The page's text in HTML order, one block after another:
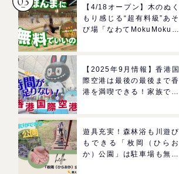
【4/18オープン】木のぬく
もり感じる“超有料級”あそ
び場「なわてMokuMokuひ
【2025年9月情報】香港国
際空港は最後の最後まで香
港を満喫できる！家族で楽
遊具充実！森林浴も川遊び
もできる「枚岡（ひらお
か）公園」は駐車場も無料